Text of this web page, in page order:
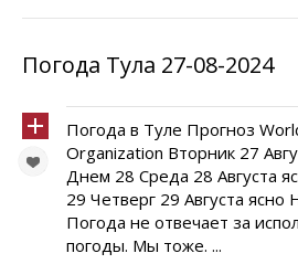
Погода Тула 27-08-2024
Погода в Туле Прогноз
Organization Вторник 27
Днем 28 Среда 28 Августа
29 Четверг 29 Августа
Погода не отвечает за
погоды. Мы тоже. ...